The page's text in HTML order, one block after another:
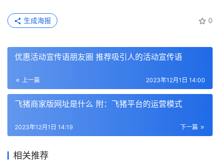
0
生成海报
优惠活动宣传语朋友圈 推荐吸引人的活动宣传语
上一篇 2023年12月1日 14:00
飞猪商家版网址是什么 附：飞猪平台的运营模式
下一篇
2023年12月1日 14:19
相关推荐